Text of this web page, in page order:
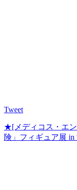
Tweet
★[メディコス・エ
険」フィギュア展